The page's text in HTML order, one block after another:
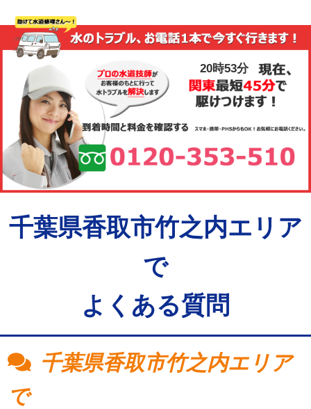
20時53分
千葉県香取市竹之内エリア
で
よくある質問
千葉県香取市竹之内エリア
で